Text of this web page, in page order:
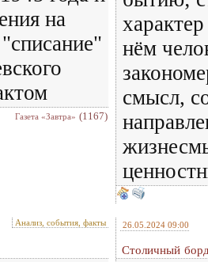
на
Газета «Завтра» (1167)
нём
смысл,
Анализ, события, факты 26.05.2024 09:00
Столичный